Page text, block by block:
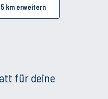
km erweitern
für deine